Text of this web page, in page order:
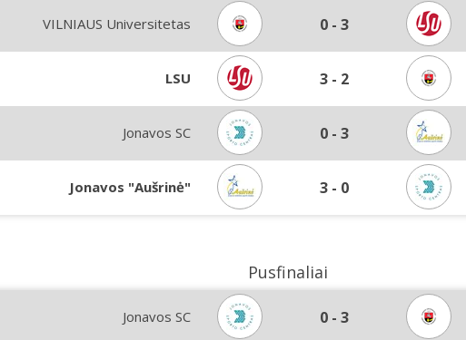
VILNIAUS Universitetas 0 - 3
LSU 3 - 2
Jonavos SC 0 - 3
Jonavos "Aušrinė" 3 - 0
Pusfinaliai
Jonavos SC 0 - 3